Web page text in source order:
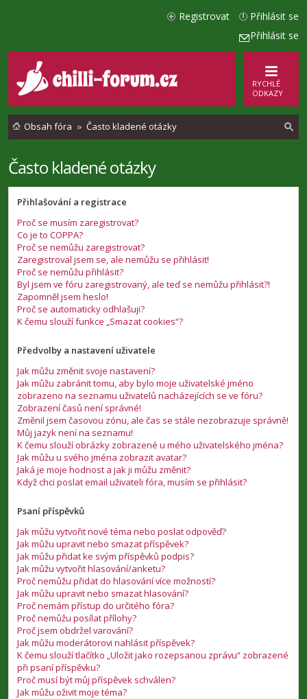
Přihlásit se
Přihlásit se
Registrovat
RYCHLÉ
ODKAZY
Obsah fóra Často kladené otázky
e
Často kladené otázky
Přihlašování a registrace
Proč se musím zaregistrovat?
Co je to COPPA?
Proč se nemůžu zaregistrovat?
Zaregistroval jsem se, ale nemůžu se přihlásit!
Proč se nemůžu přihlásit?
Byl jsem ve fóru zaregistrovaný, ale teď se nemůžu přihlásit?!
Zapomněl jsem heslo!
Proč se automaticky odhlašuji?
K čemu slouží funkce „Smazat cookies“?
Předvolby a nastavení uživatele
Jak můžu změnit svoje nastavení?
Jak můžu zabránit tomu, aby bylo moje uživatelské jméno
zobrazeno na seznamu uživatelů nacházejících se ve fóru?
Zobrazení časů není správné!
Změnil jsem časovou zónu, ale čas se stále nezobrazuje správně!
Můj jazyk není na seznamu!
K čemu slouží obrázky zobrazené u mého uživatelského jména?
Jak můžu u svého jména zobrazit avatar?
Jaká je moje hodnost a jak ji můžu změnit?
Když chci poslat email uživateli fóra, musím se přihlásit?
Psaní příspěvků
Jak můžu vytvořit nové téma nebo poslat odpověď?
Jak můžu upravit nebo smazat příspěvek?
Jak můžu přidat ke svým příspěvků podpis?
Jak můžu vytvořit hlasování/anketu?
Proč nemůžu přidat do hlasování více možností?
Jak můžu upravit nebo smazat hlasování?
Proč nemám přístup do určitého fóra?
Proč nemůžu posílat přílohy?
Proč jsem obdržel varování?
Jak můžu moderátorovi nahlásit příspěvek?
K čemu slouží tlačítko „Uložit jako rozepsanou zprávu“ zobrazené
při psaní příspěvku?
Proč musí být můj příspěvek schválen?
Jak můžu oživit moje téma?